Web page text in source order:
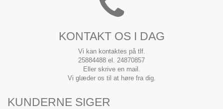
KONTAKT OS I DAG
Vi kan kontaktes på tlf.
25884488 el. 24870857
Eller skrive en mail.
Vi glæder os til at høre fra dig.
KUNDERNE SIGER